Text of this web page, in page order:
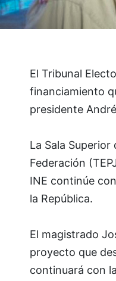
El Tribunal
financiamiento
presidente
La Sala
Federación
INE continúe
la República.
El magistrado
proyecto que
continuará con